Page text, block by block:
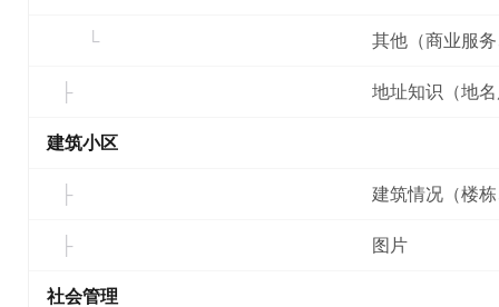
其他（商业服
地址知识（地
建筑小区
建筑情况（楼
图片
社会管理